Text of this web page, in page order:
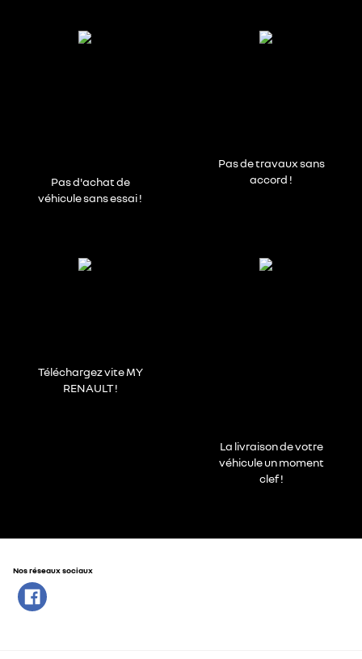
Pas d'achat de
véhicule sans essai !
Pas de travaux sans
accord !
Téléchargez vite MY
RENAULT !
La livraison de votre
véhicule un moment
clef !
Nos réseaux sociaux